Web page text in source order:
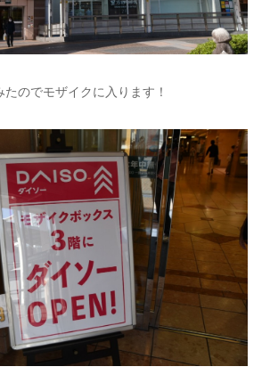
のでモザイクに入ります！